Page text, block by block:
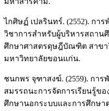
ไกศิษฏ์ เปลรินทร์. (2552). กา
วิชาการสำหรับผู้บริหารสถา
ศึกษาศาสตรดุษฎีบัณฑิต สาขา
มหาวิทยาลัยขอนแก่น.
ชนกพร จุฑาสงฆ์. (2559). กา
สมรรถนะการจัดการเรียนรู้ข
ศึกษานอกระบบและการศึกษา